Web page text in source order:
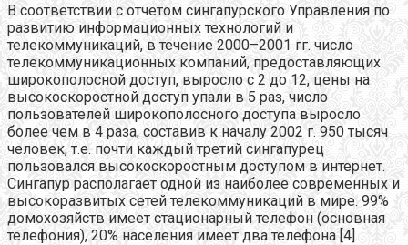
В соответствии с отчетом сингапурского Управления по
развитию информационных технологий и
телекоммуникаций, в течение 2000–2001 гг. число
телекоммуникационных компаний, предоставляющих
широкополосной доступ, выросло с 2 до 12, цены на
высокоскоростной доступ упали в 5 раз, число
пользователей широкополосного доступа выросло
более чем в 4 раза, составив к началу 2002 г. 950 тысяч
человек, т.е. почти каждый третий сингапурец
пользовался высокоскоростным доступом в интернет.
Сингапур располагает одной из наиболее современных и
высокоразвитых сетей телекоммуникаций в мире. 99%
домохозяйств имеет стационарный телефон (основная
телефония), 20% населения имеет два телефона [4].